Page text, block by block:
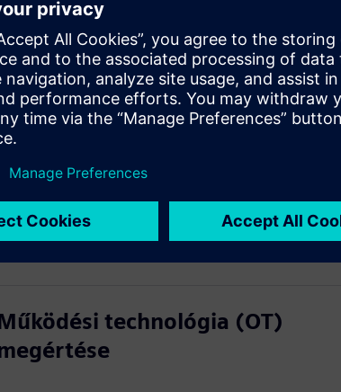
az ipar 4.0 számára jelent
és mérsékléséről
technológia (OT)